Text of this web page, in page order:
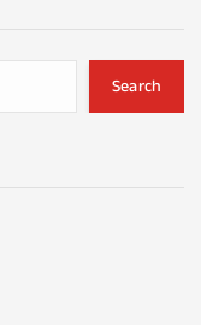
Search